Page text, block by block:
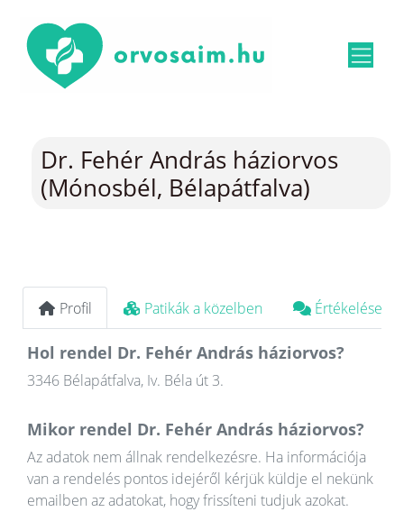
Dr. Fehér András háziorvos
(Mónosbél, Bélapátfalva)
Profil Patikák a közelben Értékelések
Hol rendel Dr. Fehér András háziorvos?
3346 Bélapátfalva, Iv. Béla út 3.
Mikor rendel Dr. Fehér András háziorvos?
Az adatok nem állnak rendelkezésre. Ha információja
van a rendelés pontos idejéről kérjük küldje el nekünk
emailben az adatokat, hogy frissíteni tudjuk azokat.